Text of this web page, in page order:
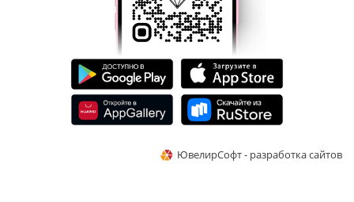
ЮвелирСофт - разработка сайтов